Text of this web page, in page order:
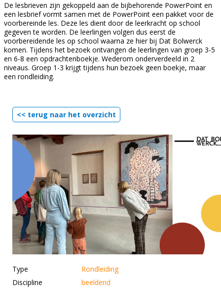
De lesbrieven zijn gekoppeld aan de bijbehorende PowerPoint en
een lesbrief vormt samen met de PowerPoint een pakket voor de
voorbereinde les. Deze les dient door de leerkracht op school
gegeven te worden. De leerlingen volgen dus eerst de
voorbereidende les op school waarna ze hier bij Dat Bolwerck
komen. Tijdens het bezoek ontvangen de leerlingen van groep 3-5
en 6-8 een opdrachtenboekje. Wederom onderverdeeld in 2
niveaus. Groep 1-3 krijgt tijdens hun bezoek geen boekje, maar
een rondleiding.
<< terug naar het overzicht
Type
Rondleiding
Discipline
beeldend